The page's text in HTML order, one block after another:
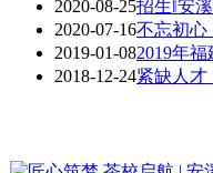
2020-08-25招生‖安
2020-07-16不忘初
2019-01-082019年
2018-12-24紧缺人才